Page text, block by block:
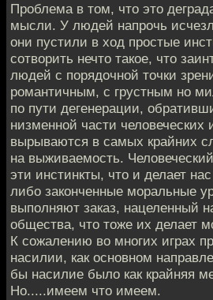
Проблема в том, что это
мысли. У людей напрочь
они пустили в ход простые
сотворить нечто такое, что
людей с порядочной точки
романтичным, с грустным но
по пути дегенерации,
низменной части человеческих
вырываются в самых крайних
на выживаемость.
эти инстинкты, что и делает
либо законченные моральные
выполняют заказ, нацеленный
общества, что тоже их делает
К сожалению во многих играх
насилии, как основном
бы насилие было как крайняя
Но.....имеем что имеем.